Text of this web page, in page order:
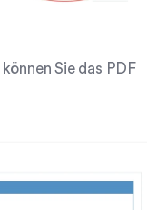
können Sie das PDF